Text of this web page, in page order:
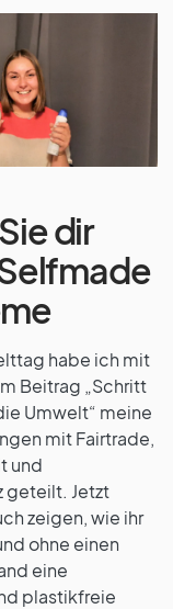
dir
habe ich mit
Beitrag „Schritt
Umwelt“ meine
mit Fairtrade,
und
geteilt. Jetzt
zeigen, wie ihr
ohne einen
eine
plastikfreie